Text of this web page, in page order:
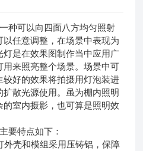
种可以向四面八方均匀照射
任意调整，在场景中表现为
是在效果图制作当中应用广
来照亮整个场景。场景中可
较好的效果将拍摄用灯泡装进
散光源使用。虽为棚内照明
室内摄影，也可算是照明效
特点如下：
壳和模组采用压铸铝，保障